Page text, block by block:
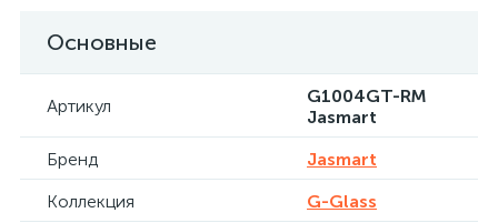
Основные
Артикул
G1004GT-RM
Jasmart
Бренд
Jasmart
Коллекция
G-Glass